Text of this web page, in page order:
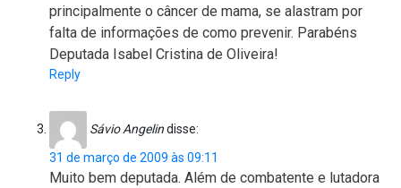
principalmente o câncer de mama, se alastram por
falta de informações de como prevenir. Parabéns
Deputada Isabel Cristina de Oliveira!
Reply
Sávio Angelindisse:
31 de março de 2009 às 09:11
Muito bem deputada. Além de combatente e lutadora